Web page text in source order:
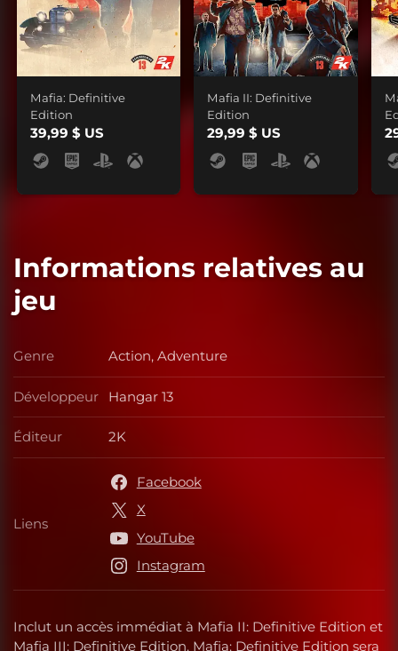
Mafia: Definitive
Edition
39,99 $ US
Mafia II: Definitive
Edition
29,99 $ US
Informations relatives au
jeu
Inclut un accès immédiat à Mafia II: Definitive Edition et
Mafia III: Definitive Edition. Mafia: Definitive Edition sera
Genre Genre
Action, Adventure
Développeur Développeur
Hangar 13
Éditeur Éditeur
2K
Liens Liens
Facebook
X
YouTube
Instagram